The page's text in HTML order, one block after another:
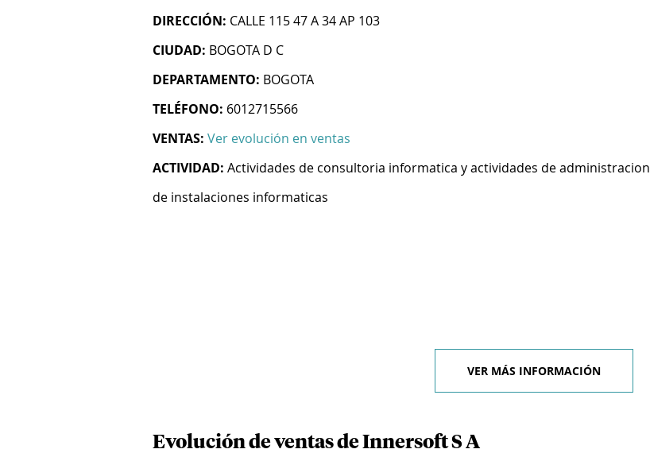
DIRECCIÓN: CALLE 115 47 A 34 AP 103
CIUDAD: BOGOTA D C
DEPARTAMENTO: BOGOTA
TELÉFONO: 6012715566
VENTAS: Ver evolución en ventas
ACTIVIDAD: Actividades de consultoria informatica y actividades de administracion
de instalaciones informaticas
VER MÁS INFORMACIÓN
Evolución de ventas de Innersoft S A